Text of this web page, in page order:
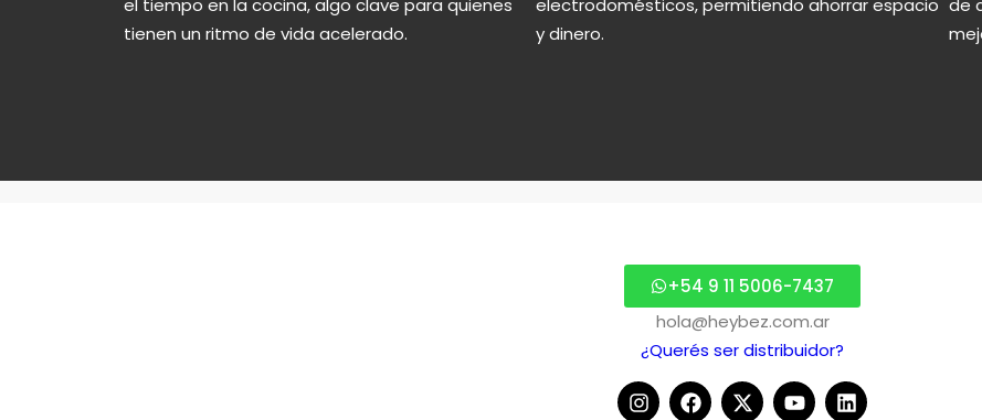
el tiempo en la cocina, algo clave para quienes
tienen un ritmo de vida acelerado.
electrodomésticos, permitiendo ahorrar espacio
y dinero.
de
+54 9 11 5006-7437
hola@heybez.com.ar
¿Querés ser distribuidor?